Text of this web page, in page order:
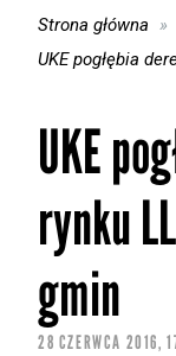
Strona główna
UKE pogłębia
UKE
rynku
gmin
28 CZERWCA 2016,